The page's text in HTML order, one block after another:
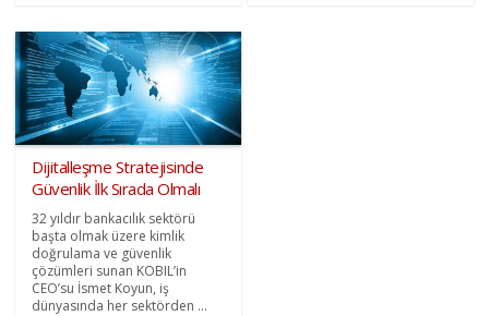
Dijitalleşme Stratejisinde
Güvenlik İlk Sırada Olmalı
32 yıldır bankacılık sektörü
başta olmak üzere kimlik
doğrulama ve güvenlik
çözümleri sunan KOBIL’in
CEO’su İsmet Koyun, iş
dünyasında her sektörden ...